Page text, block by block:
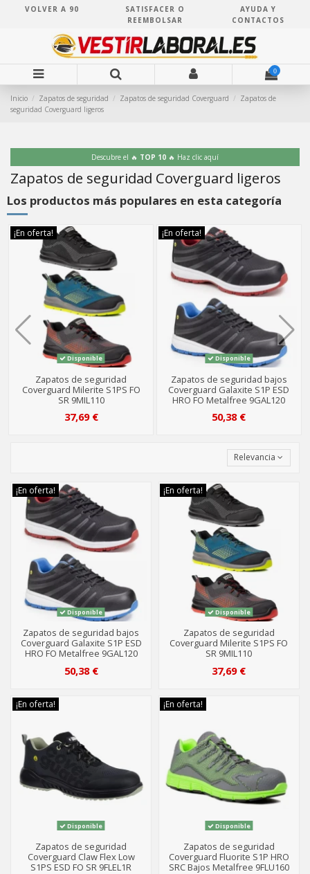
VOLVER A 90
SATISFACER O
REEMBOLSAR
AYUDA Y
CONTACTOS
0
Inicio Zapatos de seguridad Zapatos de seguridad Coverguard
Zapatos de
seguridad Coverguard ligeros
Descubre el 🔥 TOP 10 🔥 Haz clic aquí
Zapatos de seguridad Coverguard ligeros
Los productos más populares en esta categoría
¡En oferta!
Disponible
Zapatos de seguridad
Coverguard Milerite S1PS FO
SR 9MIL110
37,69 €
¡En oferta!
Disponible
Zapatos de seguridad bajos
Coverguard Galaxite S1P ESD
HRO FO Metalfree 9GAL120
50,38 €
Relevancia
¡En oferta!
Disponible
Zapatos de seguridad bajos
Coverguard Galaxite S1P ESD
HRO FO Metalfree 9GAL120
50,38 €
¡En oferta!
Disponible
Zapatos de seguridad
Coverguard Milerite S1PS FO
SR 9MIL110
37,69 €
¡En oferta!
Disponible
Zapatos de seguridad
Coverguard Claw Flex Low
S1PS ESD FO SR 9FLEL1R
¡En oferta!
Disponible
Zapatos de seguridad
Coverguard Fluorite S1P HRO
SRC Bajos Metalfree 9FLU160